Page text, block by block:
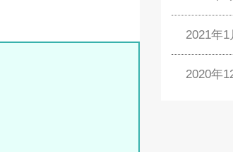
2021年1
2020年